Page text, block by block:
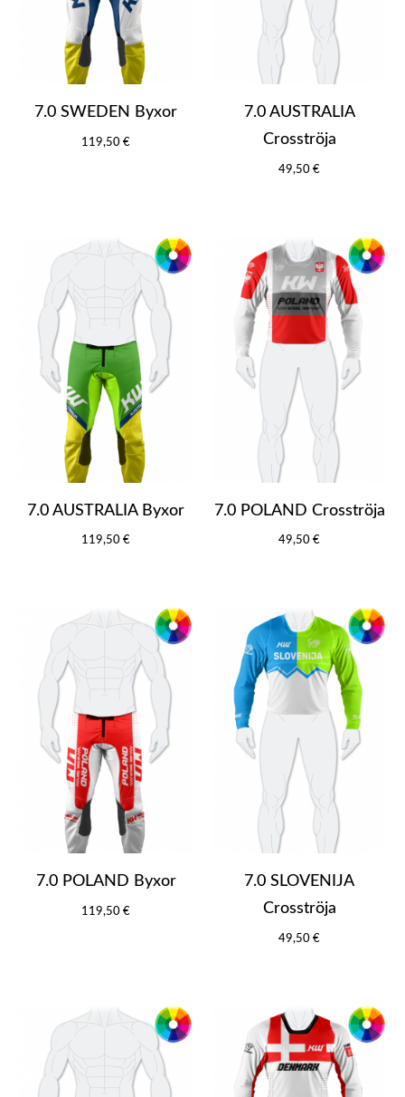
7.0 SWEDEN Byxor
119,50 €
7.0 AUSTRALIA
Crosströja
49,50 €
7.0 AUSTRALIA Byxor
119,50 €
7.0 POLAND Crosströja
49,50 €
7.0 POLAND Byxor
119,50 €
7.0 SLOVENIJA
Crosströja
49,50 €